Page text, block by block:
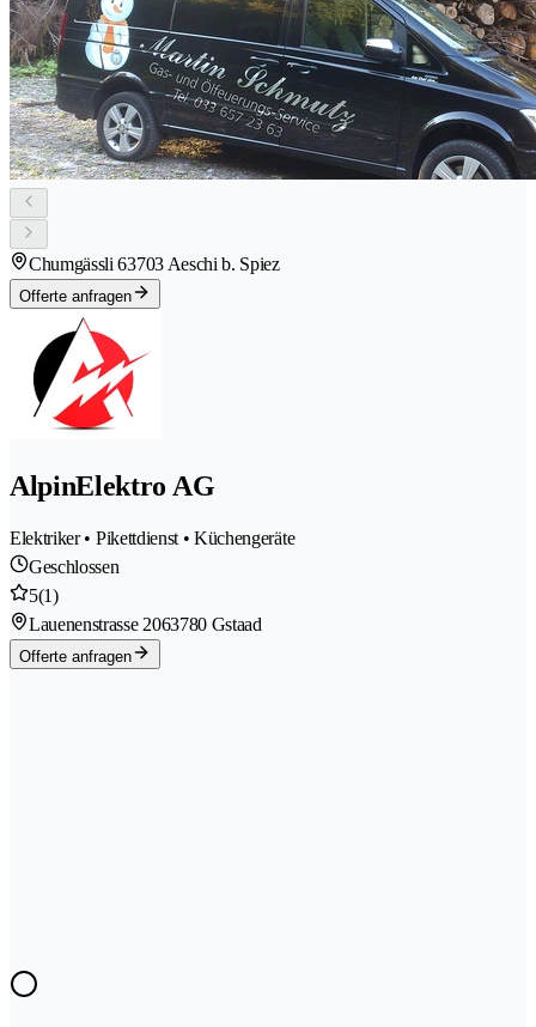
Chumgässli 63703 Aeschi b. Spiez
Offerte anfragen
AlpinElektro AG
Elektriker • Pikettdienst • Küchengeräte
Geschlossen
5(1)
Lauenenstrasse 2063780 Gstaad
Offerte anfragen